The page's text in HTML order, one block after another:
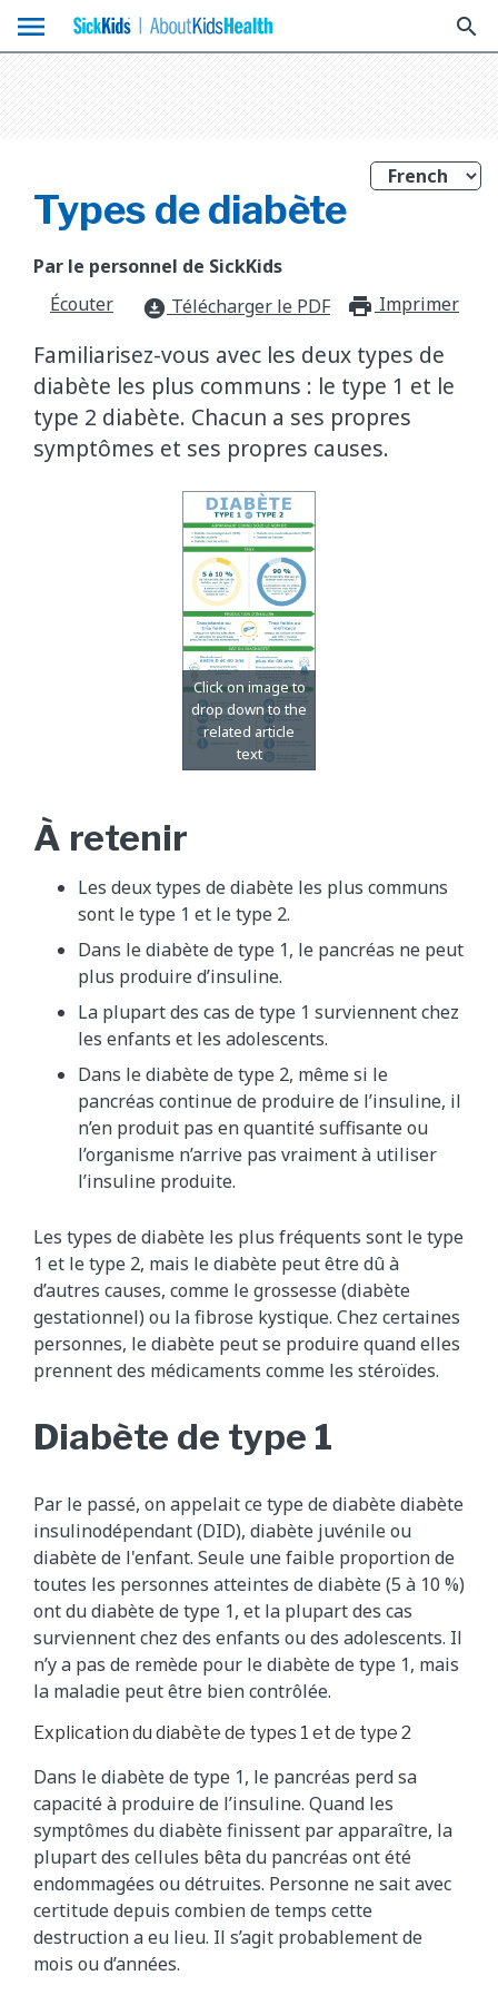
menu search
Types de diabète
Par le personnel de SickKids
Écouter
download_for_offline Télécharger le PDF Imprimer
Familiarisez-vous avec les deux types de
diabète les plus communs : le type 1 et le
type 2 diabète. Chacun a ses propres
symptômes et ses propres causes.
À retenir
Les deux types de diabète les plus communs
sont le type 1 et le type 2.
Dans le diabète de type 1, le pancréas ne peut
plus produire d’insuline.
La plupart des cas de type 1 surviennent chez
les enfants et les adolescents.
Dans le diabète de type 2, même si le
pancréas continue de produire de l’insuline, il
n’en produit pas en quantité suffisante ou
l’organisme n’arrive pas vraiment à utiliser
l’insuline produite.
Les types de diabète les plus fréquents sont le type
1 et le type 2, mais le diabète peut être dû à
d’autres causes, comme le grossesse (diabète
gestationnel) ou la fibrose kystique. Chez certaines
personnes, le diabète peut se produire quand elles
prennent des médicaments comme les stéroïdes.
Diabète de type 1
Par le passé, on appelait ce type de diabète diabète
insulinodépendant (DID), diabète juvénile ou
diabète de l'enfant. Seule une faible proportion de
toutes les personnes atteintes de diabète (5 à 10 %)
ont du diabète de type 1, et la plupart des cas
surviennent chez des enfants ou des adolescents. Il
n’y a pas de remède pour le diabète de type 1, mais
la maladie peut être bien contrôlée.
Explication du diabète de types 1 et de type 2
Dans le diabète de type 1, le pancréas perd sa
capacité à produire de l’insuline. Quand les
symptômes du diabète finissent par apparaître, la
plupart des cellules bêta du pancréas ont été
endommagées ou détruites. Personne ne sait avec
certitude depuis combien de temps cette
destruction a eu lieu. Il s’agit probablement de
mois ou d’années.